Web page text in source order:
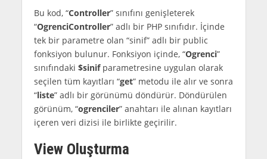
Bu kod, “Controller” sınıfını genişleterek
“OgrenciController” adlı bir PHP sınıfıdır. İçinde
tek bir parametre olan “sinif” adlı bir public
fonksiyon bulunur. Fonksiyon içinde, “Ogrenci”
sınıfındaki $sinifparametresine uygulan olarak
seçilen tüm kayıtları “get” metodu ile alır ve sonra
“liste” adlı bir görünümü döndürür. Döndürülen
görünüm, “ogrenciler” anahtarı ile alınan kayıtları
içeren veri dizisi ile birlikte geçirilir.
View Oluşturma